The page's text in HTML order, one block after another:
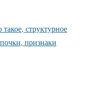
структурное
признаки